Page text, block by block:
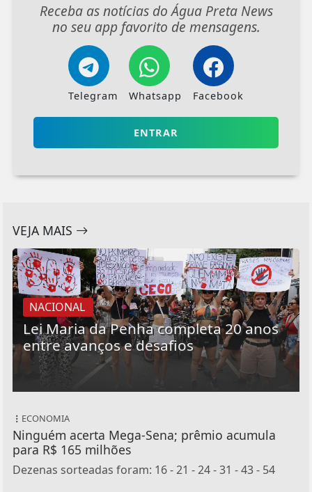
Receba as notícias do Água Preta News
no seu app favorito de mensagens.
Telegram Whatsapp Facebook
ENTRAR
VEJA MAIS
NACIONAL
Lei Maria da Penha completa 20 anos
entre avanços e desafios
ECONOMIA
Ninguém acerta Mega-Sena; prêmio acumula
para R$ 165 milhões
Dezenas sorteadas foram: 16 - 21 - 24 - 31 - 43 - 54